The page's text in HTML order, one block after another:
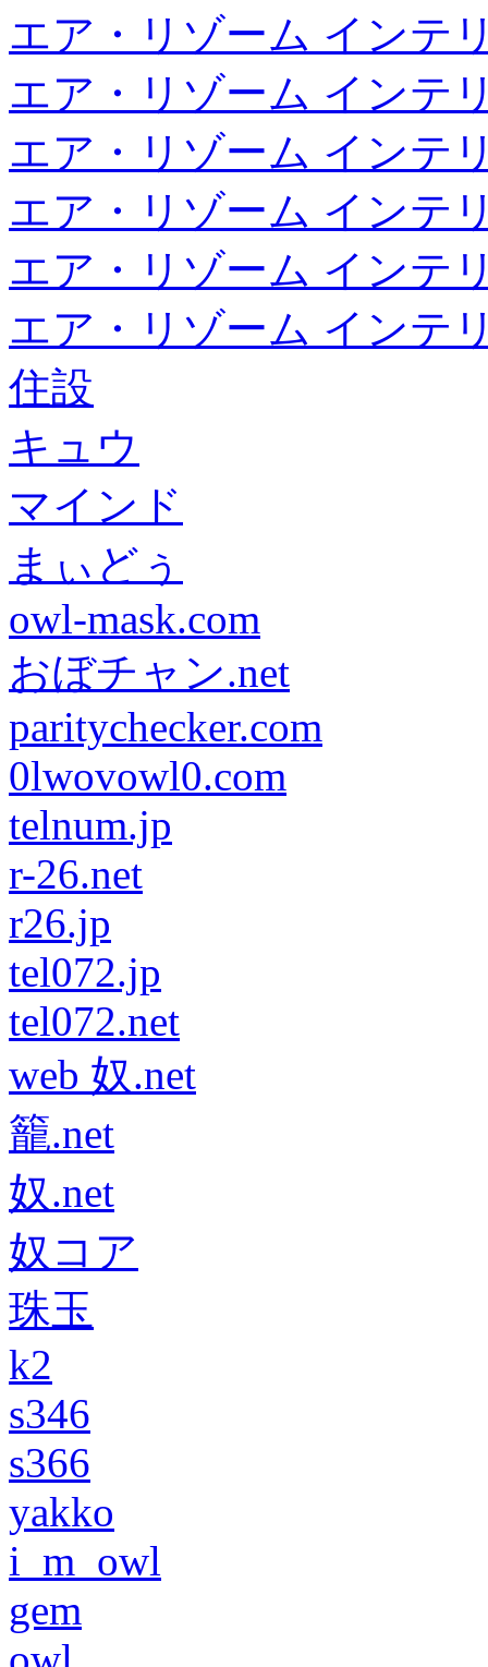
エア・リゾーム インテ
エア・リゾーム インテ
エア・リゾーム インテ
エア・リゾーム インテ
エア・リゾーム インテ
エア・リゾーム インテ
住設
キュウ
マインド
まぃどぅ
owl-mask.com
おぼチャン.net
paritychecker.com
0lwovowl0.com
telnum.jp
r-26.net
r26.jp
tel072.jp
tel072.net
web 奴.net
籠.net
奴.net
奴コア
珠玉
k2
s346
s366
yakko
i_m_owl
gem